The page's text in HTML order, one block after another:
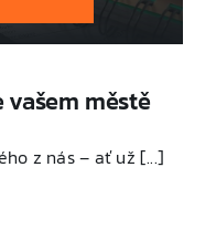
městě
z nás – ať už [...]